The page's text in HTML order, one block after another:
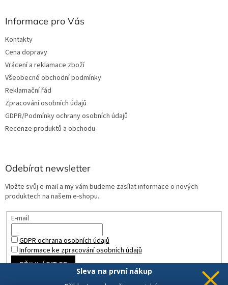
Informace pro Vás
Kontakty
Cena dopravy
Vrácení a reklamace zboží
Všeobecné obchodní podmínky
Reklamační řád
Zpracování osobních údajů
GDPR/Podmínky ochrany osobních údajů
Recenze produktů a obchodu
Odebírat newsletter
Vložte svůj e-mail a my vám budeme zasílat informace o nových
produktech na našem e-shopu.
E-mail
GDPR ochrana osobních údajů
Informace ke zpracování osobních údajů
PŘIHLÁSIT SE
Sleva na první nákup